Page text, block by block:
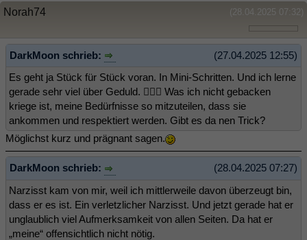
(28.04.2025 07:32)
Norah74
(27.04.2025 12:55)
DarkMoon schrieb:
Es geht ja Stück für Stück voran. In Mini-Schritten. Und ich lerne
gerade sehr viel über Geduld. 🤷🏻‍♀️ Was ich nicht gebacken
kriege ist, meine Bedürfnisse so mitzuteilen, dass sie
ankommen und respektiert werden. Gibt es da nen Trick?
Möglichst kurz und prägnant sagen.
(28.04.2025 07:27)
DarkMoon schrieb:
Narzisst kam von mir, weil ich mittlerweile davon überzeugt bin,
dass er es ist. Ein verletzlicher Narzisst. Und jetzt gerade hat er
unglaublich viel Aufmerksamkeit von allen Seiten. Da hat er
„meine“ offensichtlich nicht nötig.